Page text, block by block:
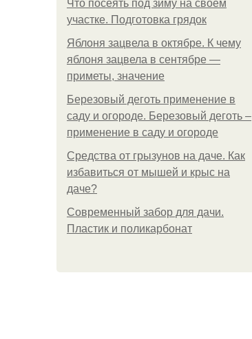
Что посеять под зиму на своем
участке. Подготовка грядок
Яблоня зацвела в октябре. К чему
яблоня зацвела в сентябре —
приметы, значение
Березовый деготь применение в
саду и огороде. Березовый деготь –
применение в саду и огороде
Средства от грызунов на даче. Как
избавиться от мышей и крыс на
даче?
Современный забор для дачи.
Пластик и поликарбонат